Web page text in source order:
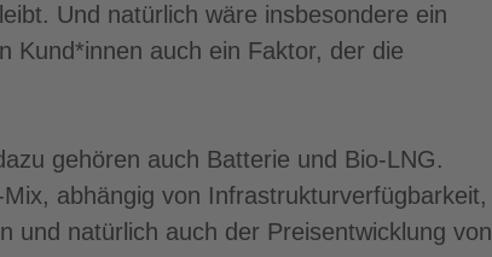
Und natürlich wäre insbesondere ein
Kund*innen auch ein Faktor, der die
gehören auch Batterie und Bio-LNG.
abhängig von Infrastrukturverfügbarkeit,
und natürlich auch der Preisentwicklung von